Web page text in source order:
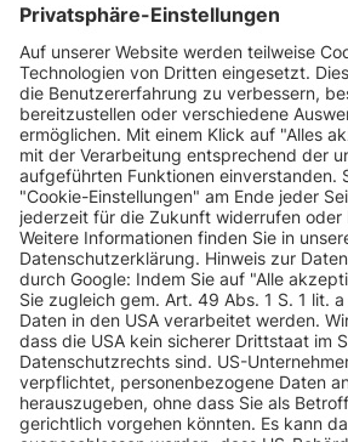
INFORMATIONEN
KUNDENSERVICE
INFORMATIONEN